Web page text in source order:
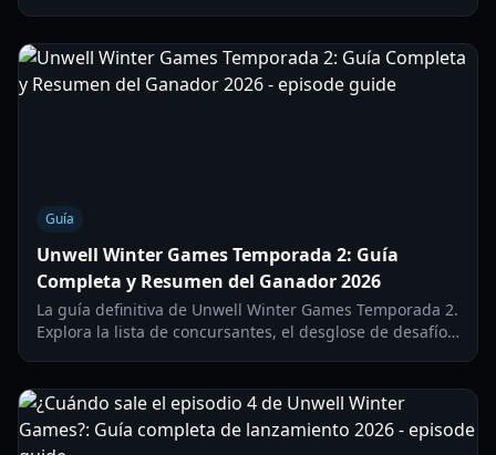
Guía
Unwell Winter Games Temporada 2: Guía
Completa y Resumen del Ganador 2026
La guía definitiva de Unwell Winter Games Temporada 2.
Explora la lista de concursantes, el desglose de desafíos,